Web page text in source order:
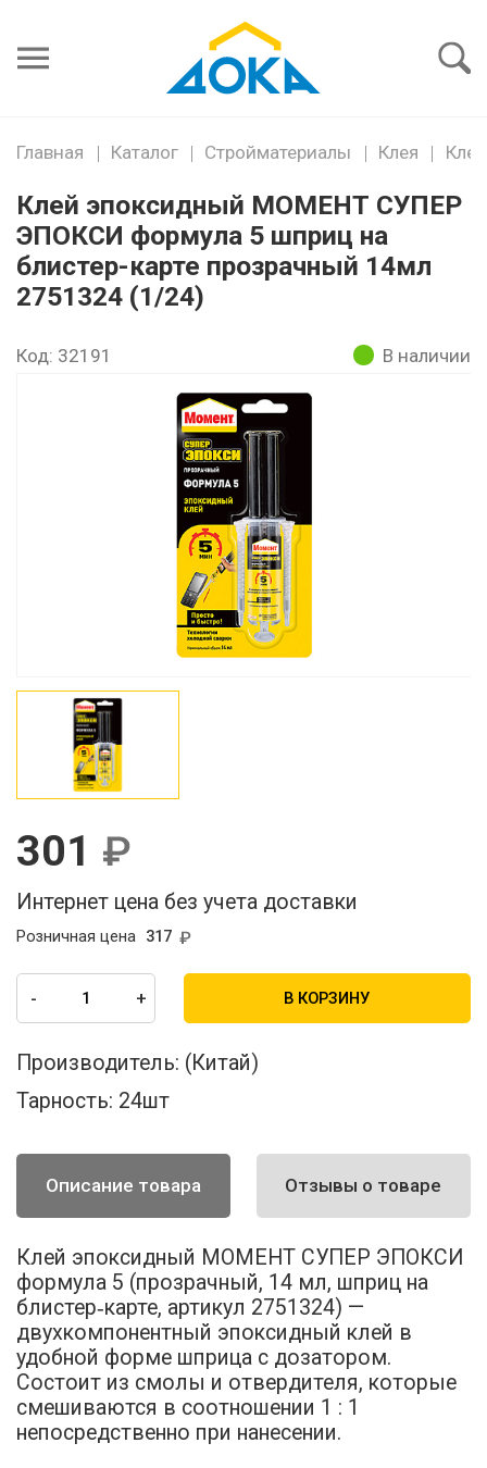
пароль
Главная Каталог Стройматериалы Клея
Клей эпоксидный МОМЕНТ СУПЕР
ЭПОКСИ формула 5 шприц на
блистер-карте прозрачный 14мл
2751324 (1/24)
Код: 32191 В наличии
301
Интернет цена без учета доставки
317
Розничная цена
- + В КОРЗИНУ
Производитель: (Китай)
Тарность: 24шт
Описание товара Отзывы о товаре
Клей эпоксидный МОМЕНТ СУПЕР ЭПОКСИ
формула 5 (прозрачный, 14 мл, шприц на
блистер‑карте, артикул 2751324) —
двухкомпонентный эпоксидный клей в
удобной форме шприца с дозатором.
Состоит из смолы и отвердителя, которые
смешиваются в соотношении 1 : 1
непосредственно при нанесении.